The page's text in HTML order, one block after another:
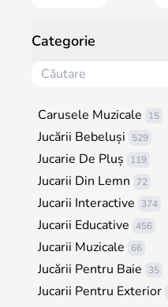
Categorie
Carusele Muzicale 15
Jucării Bebeluși 529
Jucarie De Pluș 119
Jucarii Din Lemn 72
Jucarii Interactive 374
Jucarii Educative 456
Jucarii Muzicale 66
Jucării Pentru Baie 35
Jucarii Pentru Exterior